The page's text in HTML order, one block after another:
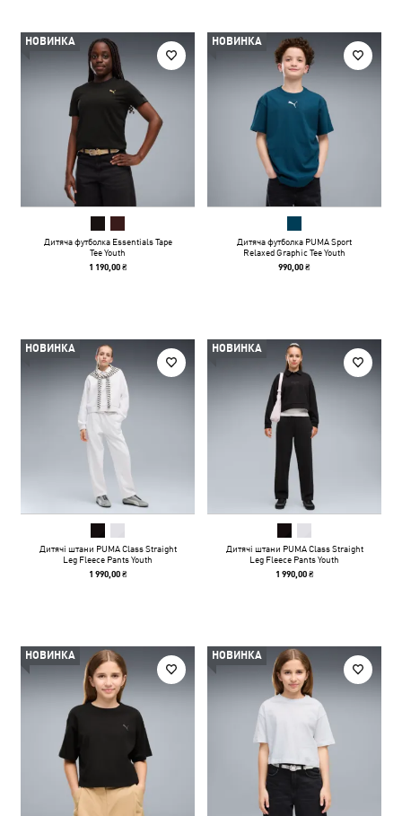
НОВИНКА
Дитяча футболка Essentials Tape
Tee Youth
1 190,00 ₴
НОВИНКА
Дитяча футболка PUMA Sport
Relaxed Graphic Tee Youth
990,00 ₴
НОВИНКА
Дитячі штани PUMA Class Straight
Leg Fleece Pants Youth
1 990,00 ₴
НОВИНКА
Дитячі штани PUMA Class Straight
Leg Fleece Pants Youth
1 990,00 ₴
НОВИНКА НОВИНКА